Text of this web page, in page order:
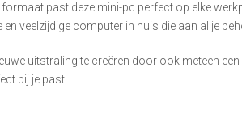
past deze mini-pc perfect op elke
veelzijdige computer in huis die aan al je
uitstraling te creëren door ook meteen
bij je past.